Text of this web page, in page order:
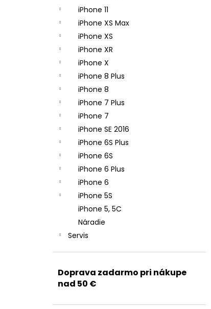
iPhone 11
iPhone XS Max
iPhone XS
iPhone XR
iPhone X
iPhone 8 Plus
iPhone 8
iPhone 7 Plus
iPhone 7
iPhone SE 2016
iPhone 6S Plus
iPhone 6S
iPhone 6 Plus
iPhone 6
iPhone 5S
iPhone 5, 5C
Náradie
Servis
Doprava zadarmo pri nákupe
nad 50 €